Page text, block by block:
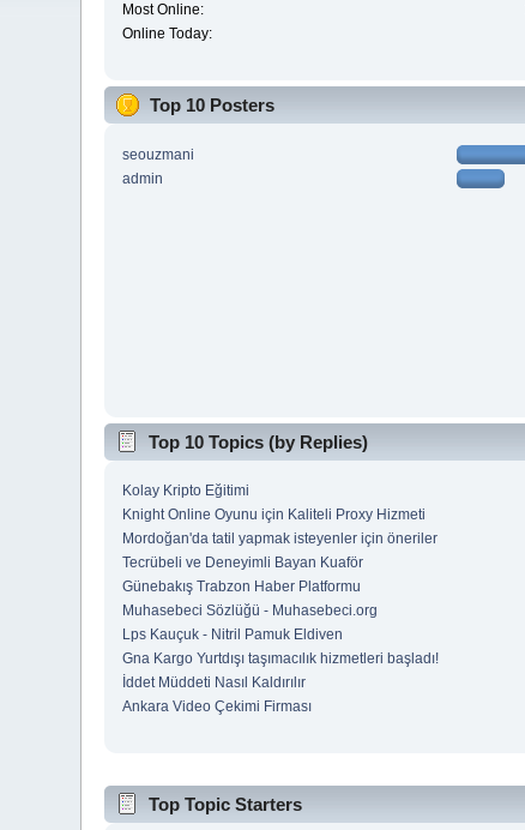
Most Online:
Online Today:
Top 10 Posters
seouzmani
admin
Top 10 Topics (by Replies)
Kolay Kripto Eğitimi
Knight Online Oyunu için Kaliteli Proxy Hizmeti
Mordoğan'da tatil yapmak isteyenler için öneriler
Tecrübeli ve Deneyimli Bayan Kuaför
Günebakış Trabzon Haber Platformu
Muhasebeci Sözlüğü - Muhasebeci.org
Lps Kauçuk - Nitril Pamuk Eldiven
Gna Kargo Yurtdışı taşımacılık hizmetleri başladı!
İddet Müddeti Nasıl Kaldırılır
Ankara Video Çekimi Firması
Top Topic Starters